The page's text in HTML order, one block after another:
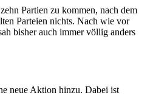
Partien zu kommen, nach dem
Parteien nichts. Nach wie vor
bisher auch immer völlig anders
neue Aktion hinzu. Dabei ist